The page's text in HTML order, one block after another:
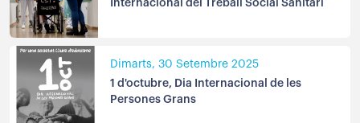
Internacional del Treball Social Sanitari
Dimarts, 30 Setembre 2025
1 d'octubre, Dia Internacional de les
Persones Grans